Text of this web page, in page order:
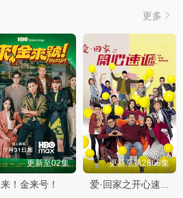
更多
更新至02集
来！金来号！
更新至第2868集
爱·回家之开心速递